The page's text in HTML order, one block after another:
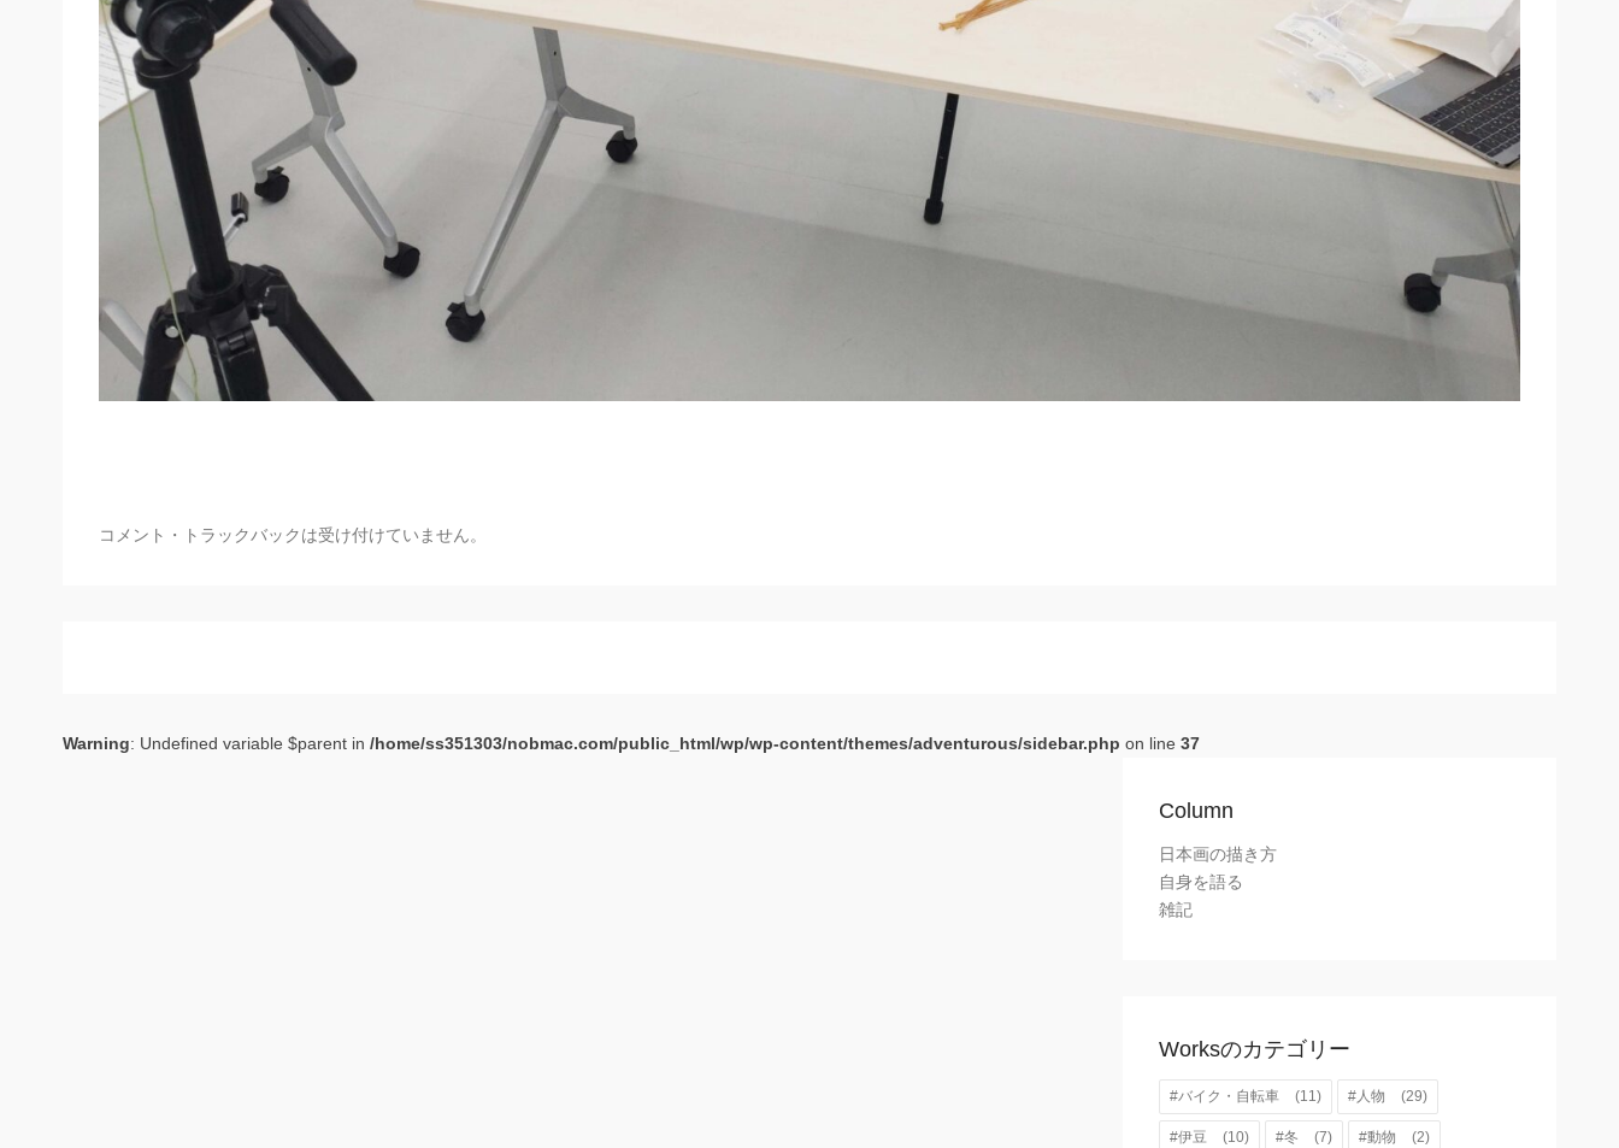
コメント・トラックバックは受け付けていません。
Warning: Undefined variable $parent in /home/ss351303/nobmac.com/public_html/wp/wp-content/themes/adventurous/sidebar.php on line 37
Column
日本画の描き方
自身を語る
雑記
Worksのカテゴリー
#バイク・自転車 (11) #人物 (29)
#伊豆 (10) #冬 (7) #動物 (2)